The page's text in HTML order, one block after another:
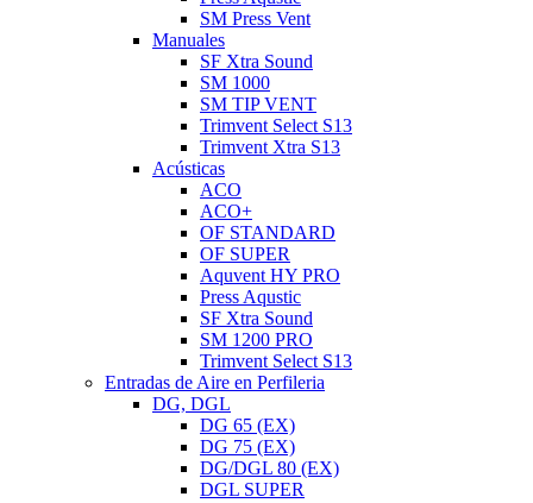
SM Press Vent
Manuales
SF Xtra Sound
SM 1000
SM TIP VENT
Trimvent Select S13
Trimvent Xtra S13
Acústicas
ACO
ACO+
OF STANDARD
OF SUPER
Aquvent HY PRO
Press Aqustic
SF Xtra Sound
SM 1200 PRO
Trimvent Select S13
Entradas de Aire en Perfileria
DG, DGL
DG 65 (EX)
DG 75 (EX)
DG/DGL 80 (EX)
DGL SUPER